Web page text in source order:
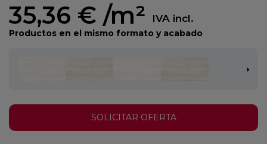
35,36 € /m² IVA incl.
Productos en el mismo formato y acabado
SOLICITAR OFERTA